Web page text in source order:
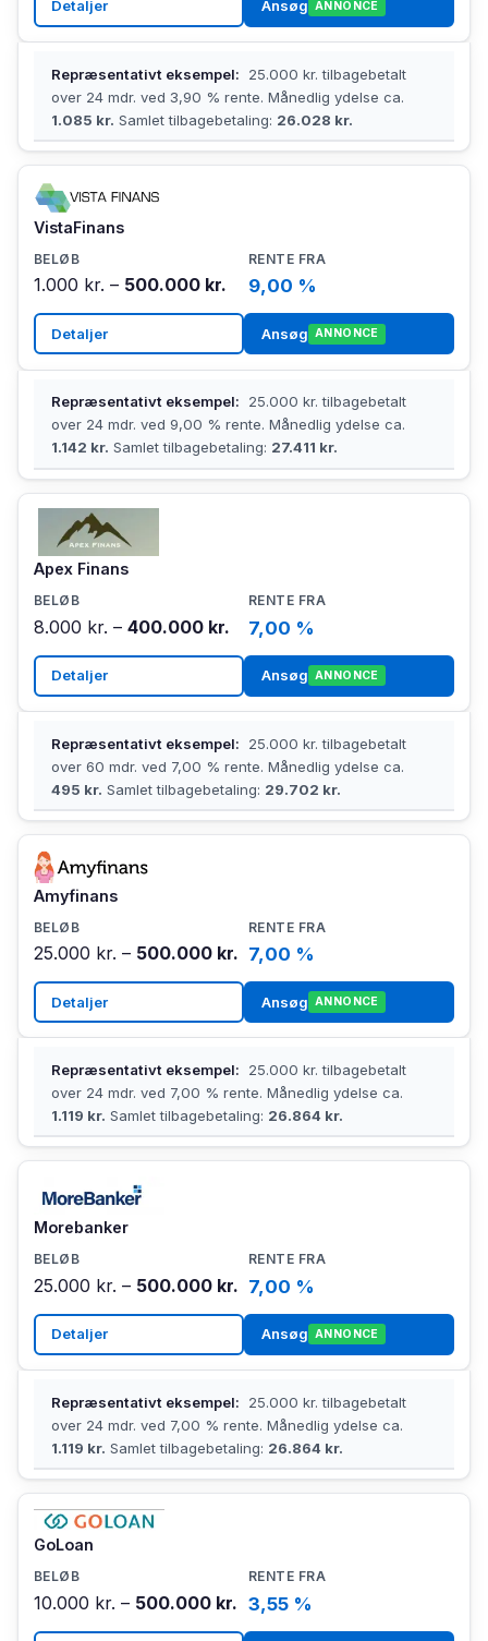
Detaljer Ansøg ANNONCE
Repræsentativt eksempel:
25.000 kr. tilbagebetalt
over 24 mdr. ved 3,90 % rente. Månedlig ydelse ca.
1.085 kr. Samlet tilbagebetaling: 26.028 kr.
VistaFinans
1.000 kr. – 500.000 kr. 9,00 %
Detaljer Ansøg ANNONCE
Repræsentativt eksempel:
25.000 kr. tilbagebetalt
over 24 mdr. ved 9,00 % rente. Månedlig ydelse ca.
1.142 kr. Samlet tilbagebetaling: 27.411 kr.
Apex Finans
8.000 kr. – 400.000 kr. 7,00 %
Detaljer Ansøg ANNONCE
Repræsentativt eksempel:
25.000 kr. tilbagebetalt
over 60 mdr. ved 7,00 % rente. Månedlig ydelse ca.
495 kr. Samlet tilbagebetaling: 29.702 kr.
Amyfinans
25.000 kr. – 500.000 kr. 7,00 %
Detaljer Ansøg ANNONCE
Repræsentativt eksempel:
25.000 kr. tilbagebetalt
over 24 mdr. ved 7,00 % rente. Månedlig ydelse ca.
1.119 kr. Samlet tilbagebetaling: 26.864 kr.
Morebanker
25.000 kr. – 500.000 kr. 7,00 %
Detaljer Ansøg ANNONCE
Repræsentativt eksempel:
25.000 kr. tilbagebetalt
over 24 mdr. ved 7,00 % rente. Månedlig ydelse ca.
1.119 kr. Samlet tilbagebetaling: 26.864 kr.
GoLoan
10.000 kr. – 500.000 kr. 3,55 %